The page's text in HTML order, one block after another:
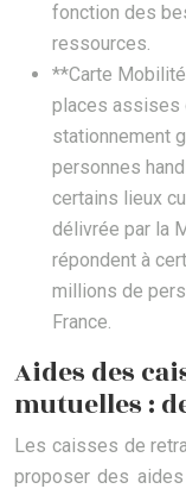
fonction des
ressources.
**Carte
places assises
stationnement
personnes
certains lieux
délivrée par la
répondent à
millions de
France.
Aides des
mutuelles :
Les caisses de
proposer des